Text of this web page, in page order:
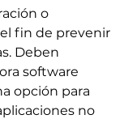
o
fin de prevenir
Deben
software
opción para
no